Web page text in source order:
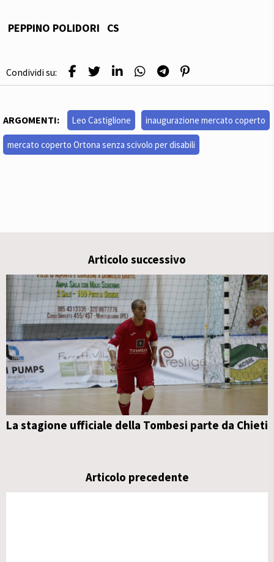
PEPPINO POLIDORI CS
Condividi su:
ARGOMENTI: Leo Castiglione inaugurazione mercato coperto
mercato coperto Ortona senza scivolo per disabili
Articolo successivo
La stagione ufficiale della Tombesi parte da Chieti
Articolo precedente